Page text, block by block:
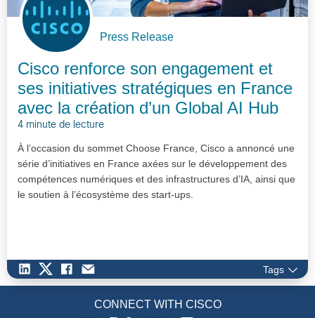
Press Release
Cisco renforce son engagement et
ses initiatives stratégiques en France
avec la création d’un Global AI Hub
4 minute de lecture
À l’occasion du sommet Choose France, Cisco a annoncé une
série d’initiatives en France axées sur le développement des
compétences numériques et des infrastructures d’IA, ainsi que
le soutien à l’écosystème des start-ups.
Tags
CONNECT WITH CISCO